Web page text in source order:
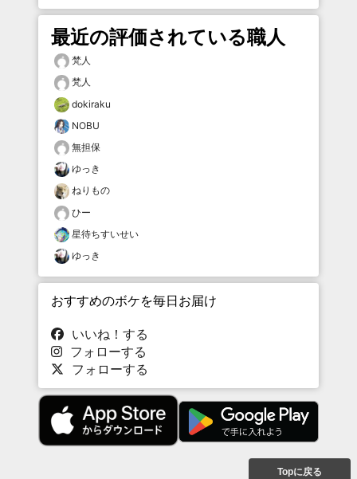
最近の評価されている職人
梵人
梵人
dokiraku
NOBU
無担保
ゆっき
ねりもの
ひー
星待ちすいせい
ゆっき
おすすめのボケを毎日お届け
いいね！する
フォローする
フォローする
Topに戻る